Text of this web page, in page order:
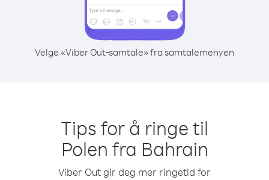
Velge «Viber Out-samtale» fra samtalemenyen
Tips for å ringe til
Polen fra Bahrain
Viber Out gir deg mer ringetid for